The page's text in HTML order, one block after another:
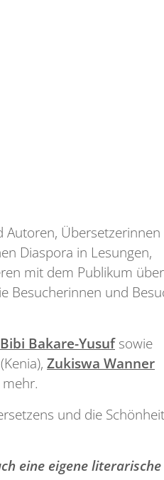
Diaspora in Lesungen,
mit dem Publikum über
Besucherinnen und
Bibi Bakare-Yusufsowie
(Kenia), Zukiswa Wanner
und die
eine eigene literarische